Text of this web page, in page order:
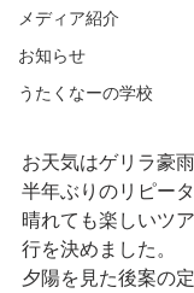
メディア紹介
お知らせ
うたくなーの学校
お天気はゲリラ豪
半年ぶりのリピー
晴れても楽しいツ
行を決めました。
夕陽を見た後案の